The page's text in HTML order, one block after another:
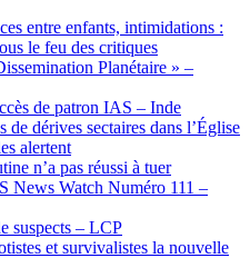
entre enfants, intimidations :
le feu des critiques
Planétaire » –
de patron IAS – Inde
de dérives sectaires dans l’Église
alertent
n’a pas réussi à tuer
News Watch Numéro 111 –
suspects – LCP
et survivalistes la nouvelle